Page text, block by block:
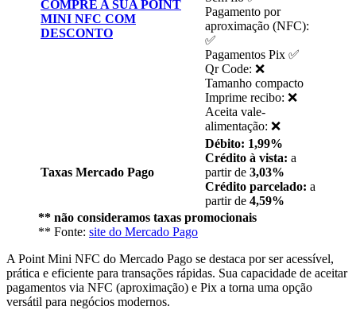
COMPRE A SUA POINT
MINI NFC COM
DESCONTO
Pagamento por
aproximação (NFC):
✅
Pagamentos Pix ✅
Qr Code: ❌
Tamanho compacto
Imprime recibo: ❌
Aceita vale-
alimentação: ❌
Taxas Mercado Pago
Débito: 1,99%
Crédito à vista: a
partir de 3,03%
Crédito parcelado: a
partir de 4,59%
** não consideramos taxas promocionais
** Fonte: site do Mercado Pago
A Point Mini NFC do Mercado Pago se destaca por ser acessível,
prática e eficiente para transações rápidas. Sua capacidade de aceitar
pagamentos via NFC (aproximação) e Pix a torna uma opção
versátil para negócios modernos.